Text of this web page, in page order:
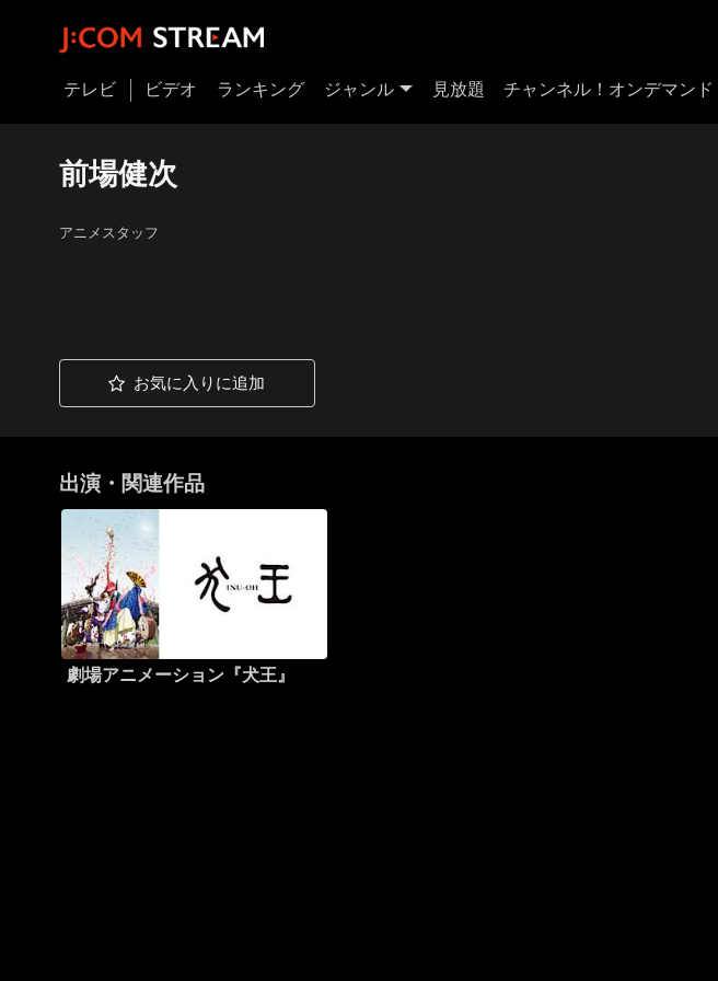
テレビ ビデオ ランキング ジャンル 見放題 チャンネル！オンデマンド
前場健次
アニメスタッフ
お気に入りに追加
出演・関連作品
劇場アニメーション『犬王』